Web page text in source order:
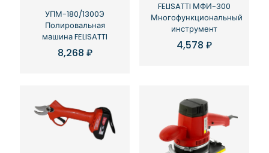
УПМ-180/1300Э
Полировальная
машина FELISATTI
8,268 ₽
FELISATTI МФИ-300
Многофункциональный
инструмент
4,578 ₽